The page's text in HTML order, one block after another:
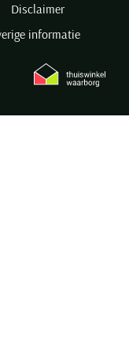
Disclaimer
informatie